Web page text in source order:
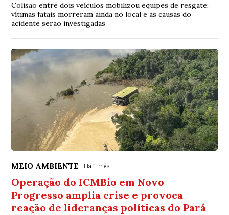
Colisão entre dois veículos mobilizou equipes de resgate;
vítimas fatais morreram ainda no local e as causas do
acidente serão investigadas
MEIO AMBIENTE Há 1 mês
Operação do ICMBio em Novo
Progresso amplia crise e provoca
reação de lideranças políticas do Pará